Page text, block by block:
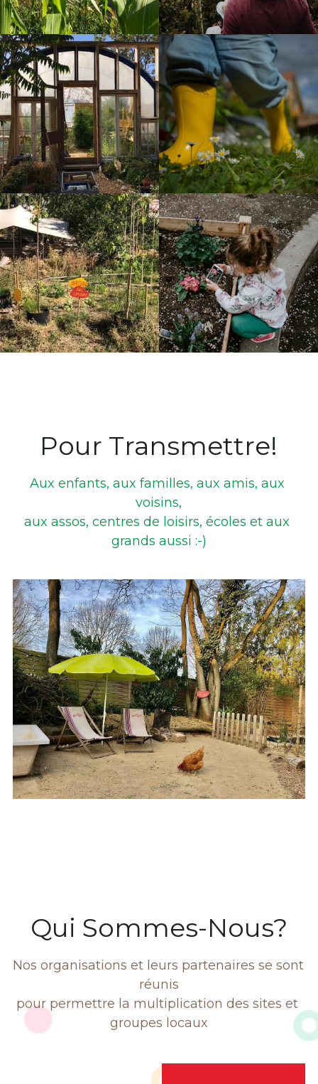
Pour Transmettre!
Aux enfants, aux familles, aux amis, aux
voisins,
aux assos, centres de loisirs, écoles et aux
grands aussi :-)
Qui Sommes-Nous?
Nos organisations et leurs partenaires se sont
réunis
pour permettre la multiplication des sites et
groupes locaux